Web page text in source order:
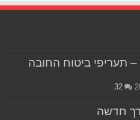
מינואר 2019 – תעריפי ביטוח החובה
32
חדשה